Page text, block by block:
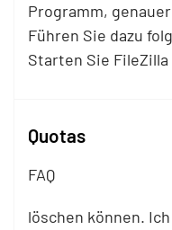
Programm,
Führen Sie dazu
Starten Sie
Quotas
FAQ
löschen können.